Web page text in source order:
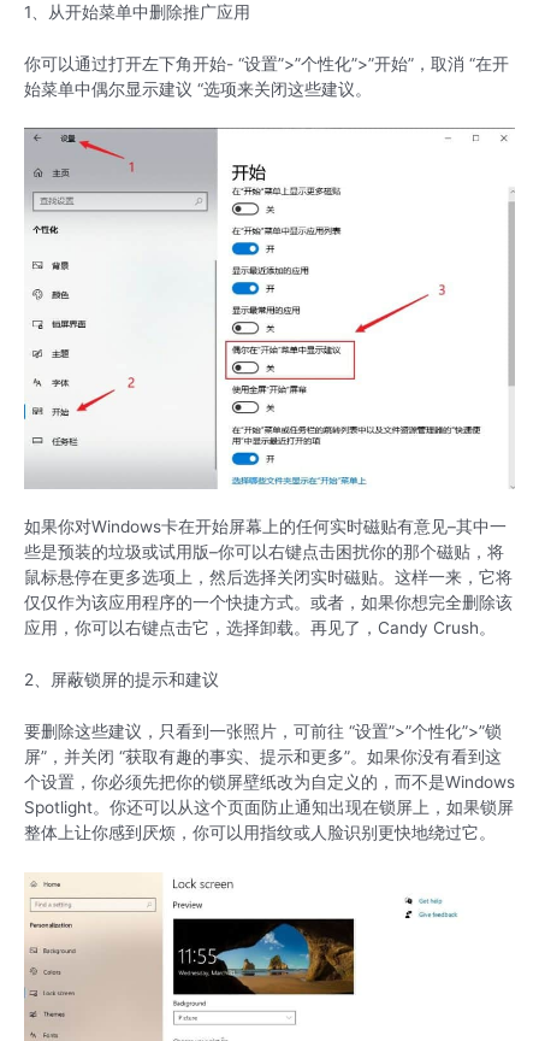
1、从开始菜单中删除推广应用
你可以通过打开左下角开始- “设置”>”个性化”>”开始”，取消 “在开
始菜单中偶尔显示建议 “选项来关闭这些建议。
如果你对Windows卡在开始屏幕上的任何实时磁贴有意见–其中一
些是预装的垃圾或试用版–你可以右键点击困扰你的那个磁贴，将
鼠标悬停在更多选项上，然后选择关闭实时磁贴。这样一来，它将
仅仅作为该应用程序的一个快捷方式。或者，如果你想完全删除该
应用，你可以右键点击它，选择卸载。再见了，Candy Crush。
2、屏蔽锁屏的提示和建议
要删除这些建议，只看到一张照片，可前往 “设置”>”个性化”>”锁
屏”，并关闭 “获取有趣的事实、提示和更多”。如果你没有看到这
个设置，你必须先把你的锁屏壁纸改为自定义的，而不是Windows
Spotlight。你还可以从这个页面防止通知出现在锁屏上，如果锁屏
整体上让你感到厌烦，你可以用指纹或人脸识别更快地绕过它。